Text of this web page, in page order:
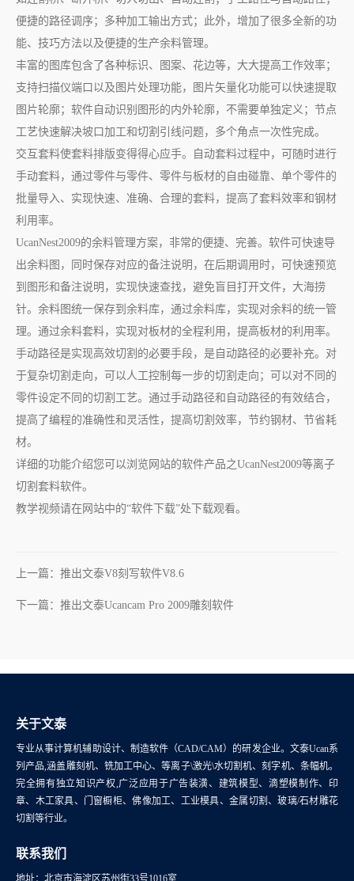
便捷的路径调序；多种加工输出方式；此外，增加了很多全新的功
能、技巧方法以及便捷的生产余料管理。
丰富的图库包含了各种标识、图案、花边等，大大提高工作效率；
支持扫描仪端口以及图片处理功能，图片矢量化功能可以快速提取
图片轮廓；软件自动识别图形的内外轮廓，不需要单独定义；节点
工艺快速解决坡口加工和切割引线问题，多个角点一次性完成。
交互套料使套料排版变得得心应手。自动套料过程中，可随时进行
手动套料，通过零件与零件、零件与板材的自由碰靠、单个零件的
批量导入、实现快速、准确、合理的套料，提高了套料效率和钢材
利用率。
UcanNest2009的余料管理方案，非常的便捷、完善。软件可快速导
出余料图，同时保存对应的备注说明，在后期调用时，可快速预览
到图形和备注说明，实现快速查找，避免盲目打开文件，大海捞
针。余料图统一保存到余料库，通过余料库，实现对余料的统一管
理。通过余料套料，实现对板材的全程利用，提高板材的利用率。
手动路径是实现高效切割的必要手段，是自动路径的必要补充。对
于复杂切割走向，可以人工控制每一步的切割走向；可以对不同的
零件设定不同的切割工艺。通过手动路径和自动路径的有效结合，
提高了编程的准确性和灵活性，提高切割效率，节约钢材、节省耗
材。
详细的功能介绍您可以浏览网站的软件产品之UcanNest2009等离子
切割套料软件。
教学视频请在网站中的“软件下载”处下载观看。
上一篇：推出文泰V8刻写软件V8.6
下一篇：推出文泰Ucancam Pro 2009雕刻软件
关于文泰
专业从事计算机辅助设计、制造软件（CAD/CAM）的研发企业。文泰Ucan系
列产品,涵盖雕刻机、铣加工中心、等离子\激光\水切割机、刻字机、条幅机。
完全拥有独立知识产权,广泛应用于广告装潢、建筑模型、滴塑模制作、印
章、木工家具、门窗橱柜、佛像加工、工业模具、金属切割、玻璃/石材雕花
切割等行业。
联系我们
地址：北京市海淀区苏州街33号1016室